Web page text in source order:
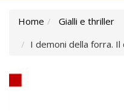
Home
Gialli e thriller
I demoni della forra.